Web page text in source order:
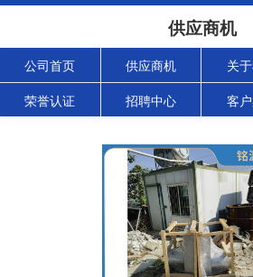
供应商机
公司首页 供应商机 关
荣誉认证 招聘中心 客